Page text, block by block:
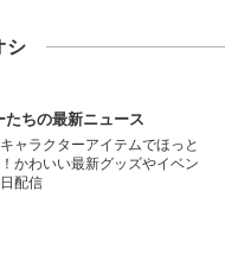
シ
たちの最新ニュース
ャラクターアイテムでほっと
かわいい最新グッズやイベン
配信